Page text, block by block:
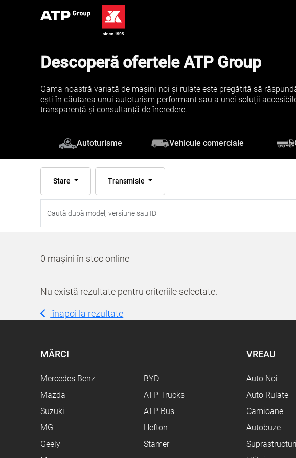
Descoperă ofertele ATP Group
Gama noastră variată de mașini noi și rulate este pregătită să
ești în căutarea unui autoturism performant sau a unei soluții
transparență și consultanță de încredere.
Autoturisme Vehicule comerciale
Stare Transmisie
0 mașini în stoc online
Nu există rezultate pentru criteriile selectate.
înapoi la rezultate
MĂRCI
Mercedes Benz
Mazda
Suzuki
MG
Geely
BYD
ATP Trucks
ATP Bus
Hefton
Stamer
VREAU
Auto Noi
Auto Rulate
Camioane
Autobuze
Suprastructuri